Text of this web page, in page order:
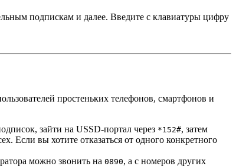
подпискам и далее. Введите с клавиатуры цифру
простеньких телефонов, смартфонов и
зайти на USSD-портал через *152#, затем
Если вы хотите отказаться от одного конкретного
можно звонить на 0890, а с номеров других